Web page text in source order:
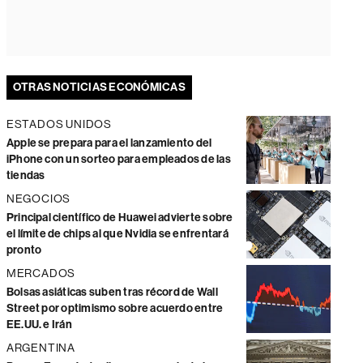
OTRAS NOTICIAS ECONÓMICAS
ESTADOS UNIDOS
Apple se prepara para el lanzamiento del
iPhone con un sorteo para empleados de las
tiendas
NEGOCIOS
Principal científico de Huawei advierte sobre
el límite de chips al que Nvidia se enfrentará
pronto
MERCADOS
Bolsas asiáticas suben tras récord de Wall
Street por optimismo sobre acuerdo entre
EE.UU. e Irán
ARGENTINA